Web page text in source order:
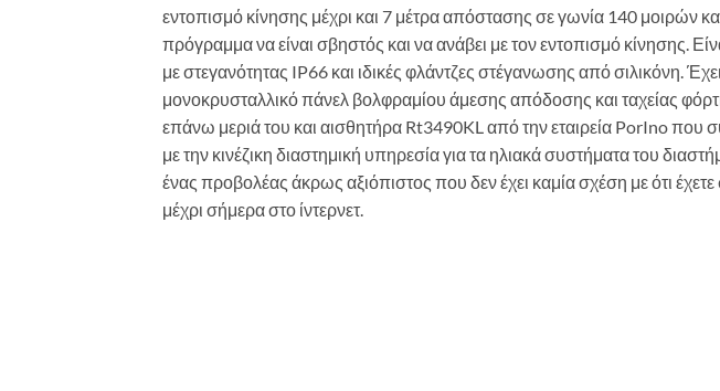
εντοπισμό κίνησης μέχρι και 7 μέτρα απόστασης σε γωνία 140 μοιρών
πρόγραμμα να είναι σβηστός και να ανάβει με τον εντοπισμό κίνησης.
με στεγανότητας IP66 και ιδικές φλάντζες στέγανωσης από σιλικόνη.
μονοκρυσταλλικό πάνελ βολφραμίου άμεσης απόδοσης και ταχείας
επάνω μεριά του και αισθητήρα Rt3490KL από την εταιρεία PorIno που
με την κινέζικη διαστημική υπηρεσία για τα ηλιακά συστήματα του
ένας προβολέας άκρως αξιόπιστος που δεν έχει καμία σχέση με ότι έχετε
μέχρι σήμερα στο ίντερνετ.